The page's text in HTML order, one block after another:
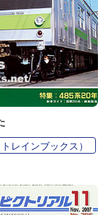
レインブックス）